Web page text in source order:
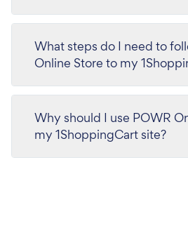
What steps do I need to
Online Store to my
Why should I use POWR
my 1ShoppingCart site?